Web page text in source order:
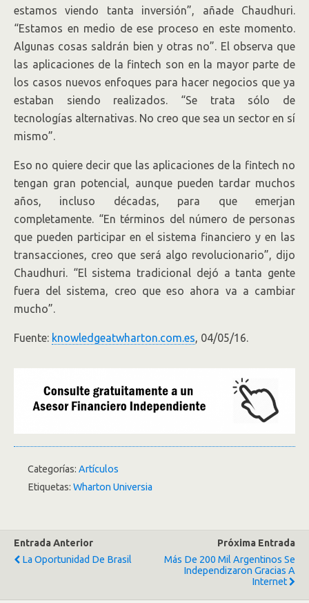
estamos viendo tanta inversión”, añade Chaudhuri.
“Estamos en medio de ese proceso en este momento.
Algunas cosas saldrán bien y otras no”. El observa que
las aplicaciones de la fintech son en la mayor parte de
los casos nuevos enfoques para hacer negocios que ya
estaban siendo realizados. “Se trata sólo de
tecnologías alternativas. No creo que sea un sector en sí
mismo”.
Eso no quiere decir que las aplicaciones de la fintech no
tengan gran potencial, aunque pueden tardar muchos
años, incluso décadas, para que emerjan
completamente. “En términos del número de personas
que pueden participar en el sistema financiero y en las
transacciones, creo que será algo revolucionario”, dijo
Chaudhuri. “El sistema tradicional dejó a tanta gente
fuera del sistema, creo que eso ahora va a cambiar
mucho”.
Fuente: knowledgeatwharton.com.es, 04/05/16.
Categorías: Artículos
Etiquetas: Wharton Universia
Entrada Anterior
La Oportunidad De Brasil
Próxima Entrada
Más De 200 Mil Argentinos Se
Independizaron Gracias A
Internet